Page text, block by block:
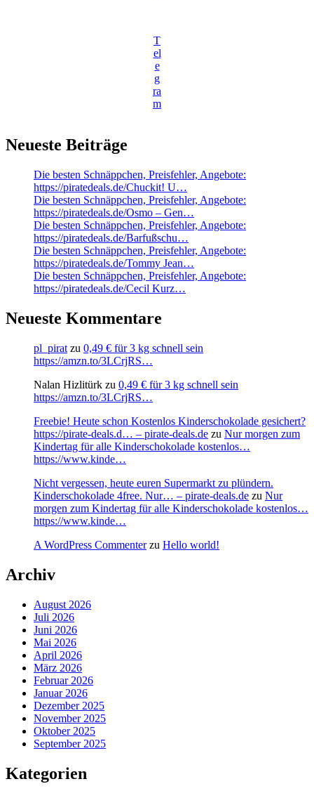
T
el
e
g
ra
m
Neueste Beiträge
Die besten Schnäppchen, Preisfehler, Angebote:
https://piratedeals.de/Chuckit! U…
Die besten Schnäppchen, Preisfehler, Angebote:
https://piratedeals.de/Osmo – Gen…
Die besten Schnäppchen, Preisfehler, Angebote:
https://piratedeals.de/Barfußschu…
Die besten Schnäppchen, Preisfehler, Angebote:
https://piratedeals.de/Tommy Jean…
Die besten Schnäppchen, Preisfehler, Angebote:
https://piratedeals.de/Cecil Kurz…
Neueste Kommentare
pl_pirat zu 0,49 € für 3 kg schnell sein
https://amzn.to/3LCrjRS…
Nalan Hizlitürk zu 0,49 € für 3 kg schnell sein
https://amzn.to/3LCrjRS…
Freebie! Heute schon Kostenlos Kinderschokolade gesichert?
https://pirate-deals.d… – pirate-deals.de zu Nur morgen zum
Kindertag für alle Kinderschokolade kostenlos…
https://www.kinde…
Nicht vergessen, heute euren Supermarkt zu plündern.
Kinderschokolade 4free. Nur… – pirate-deals.de zu Nur
morgen zum Kindertag für alle Kinderschokolade kostenlos…
https://www.kinde…
A WordPress Commenterzu Hello world!
Archiv
August 2026
Juli 2026
Juni 2026
Mai 2026
April 2026
März 2026
Februar 2026
Januar 2026
Dezember 2025
November 2025
Oktober 2025
September 2025
Kategorien